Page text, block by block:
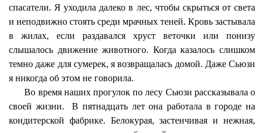
спасатели. Я уходила далеко в лес, чтобы скрыться от света
и неподвижно стоять среди мрачных теней. Кровь застывала
в жилах, если раздавался хруст веточки или понизу
слышалось движение животного. Когда казалось слишком
темно даже для сумерек, я возвращалась домой. Даже Сьюзи
я никогда об этом не говорила.
Во время наших прогулок по лесу Сьюзи рассказывала о
своей жизни.
В пятнадцать лет она работала в городе на
кондитерской фабрике. Белокурая, застенчивая и нежная,